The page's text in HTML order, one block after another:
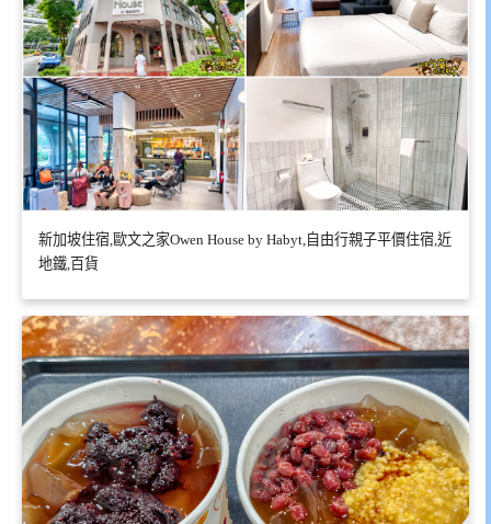
新加坡住宿,歐文之家Owen House by Habyt,自由行親子平價住宿,近
地鐵,百貨